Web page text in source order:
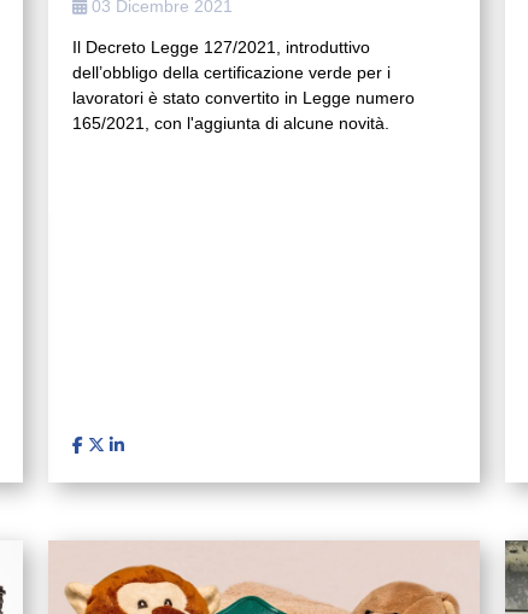
03 Dicembre 2021
Il Decreto Legge 127/2021, introduttivo
dell’obbligo della certificazione verde per i
lavoratori è stato convertito in Legge numero
165/2021, con l'aggiunta di alcune novità.